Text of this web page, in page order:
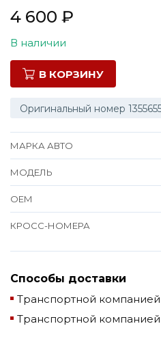
4 600 ₽
В наличии
В КОРЗИНУ
Оригинальный номер
МАРКА АВТО
МОДЕЛЬ
ОЕМ
КРОСС-НОМЕРА
Способы доставки
Транспортной
Транспортной